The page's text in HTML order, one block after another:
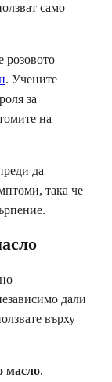
само
розовото
. Учените
за
на
да
така че
дали
върху
масло,